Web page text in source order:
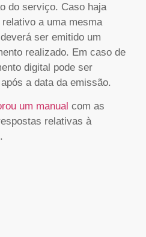
do serviço. Caso haja
a uma mesma
ser emitido um
realizado. Em caso de
digital pode ser
a data da emissão.
um manual com as
relativas à